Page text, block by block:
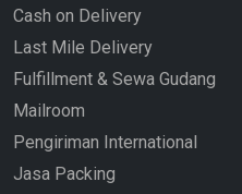
Cash on Delivery
Last Mile Delivery
Fulfillment & Sewa Gudang
Mailroom
Pengiriman International
Jasa Packing